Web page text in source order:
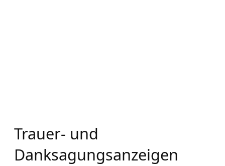
Trauer- und
Danksagungsanzeigen